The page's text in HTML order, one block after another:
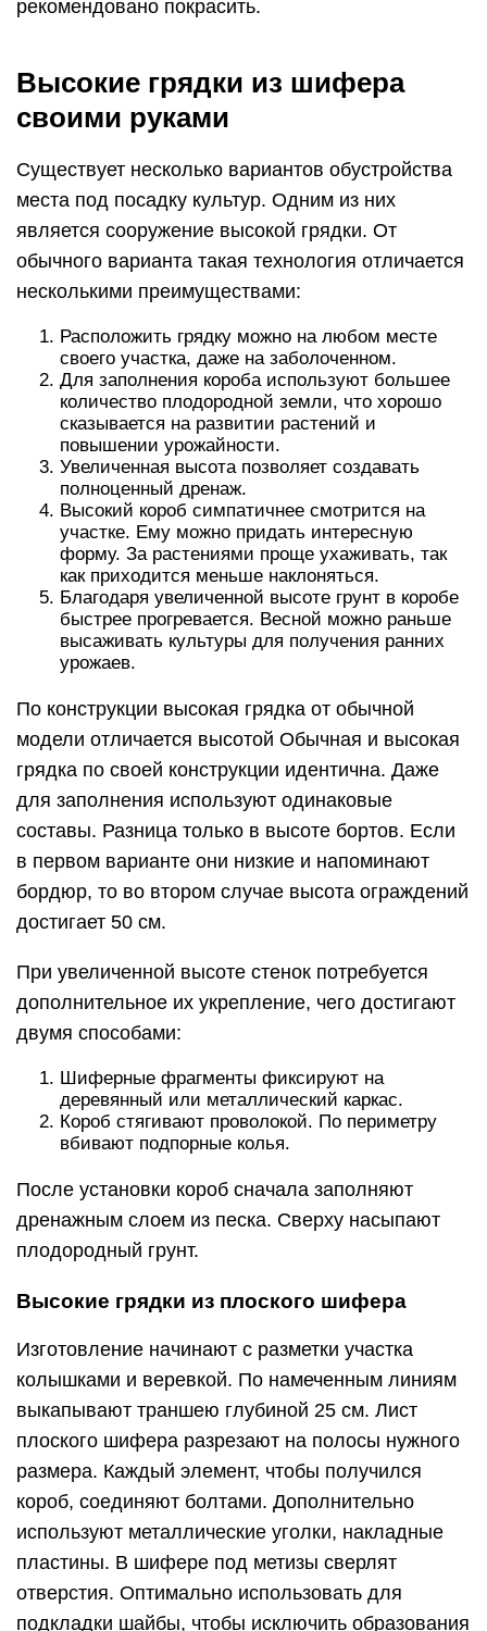
рекомендовано покрасить.
Высокие грядки из шифера
своими руками
Существует несколько вариантов обустройства
места под посадку культур. Одним из них
является сооружение высокой грядки. От
обычного варианта такая технология отличается
несколькими преимуществами:
Расположить грядку можно на любом месте
своего участка, даже на заболоченном.
Для заполнения короба используют большее
количество плодородной земли, что хорошо
сказывается на развитии растений и
повышении урожайности.
Увеличенная высота позволяет создавать
полноценный дренаж.
Высокий короб симпатичнее смотрится на
участке. Ему можно придать интересную
форму. За растениями проще ухаживать, так
как приходится меньше наклоняться.
Благодаря увеличенной высоте грунт в коробе
быстрее прогревается. Весной можно раньше
высаживать культуры для получения ранних
урожаев.
По конструкции высокая грядка от обычной
модели отличается высотой Обычная и высокая
грядка по своей конструкции идентична. Даже
для заполнения используют одинаковые
составы. Разница только в высоте бортов. Если
в первом варианте они низкие и напоминают
бордюр, то во втором случае высота ограждений
достигает 50 см.
При увеличенной высоте стенок потребуется
дополнительное их укрепление, чего достигают
двумя способами:
Шиферные фрагменты фиксируют на
деревянный или металлический каркас.
Короб стягивают проволокой. По периметру
вбивают подпорные колья.
После установки короб сначала заполняют
дренажным слоем из песка. Сверху насыпают
плодородный грунт.
Высокие грядки из плоского шифера
Изготовление начинают с разметки участка
колышками и веревкой. По намеченным линиям
выкапывают траншею глубиной 25 см. Лист
плоского шифера разрезают на полосы нужного
размера. Каждый элемент, чтобы получился
короб, соединяют болтами. Дополнительно
используют металлические уголки, накладные
пластины. В шифере под метизы сверлят
отверстия. Оптимально использовать для
подкладки шайбы, чтобы исключить образования